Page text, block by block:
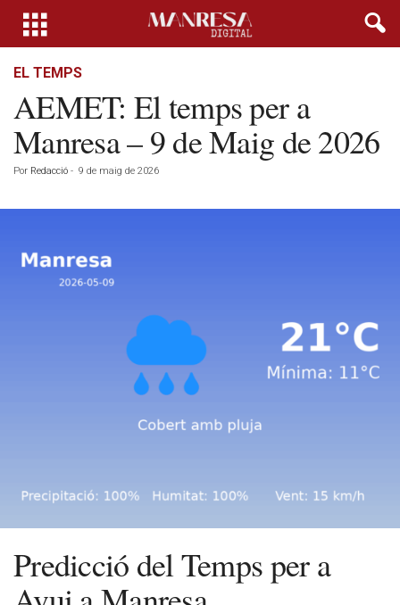
EL TEMPS
AEMET: El temps per a
Manresa – 9 de Maig de 2026
Por Redacció - 9 de maig de 2026
Predicció del Temps per a